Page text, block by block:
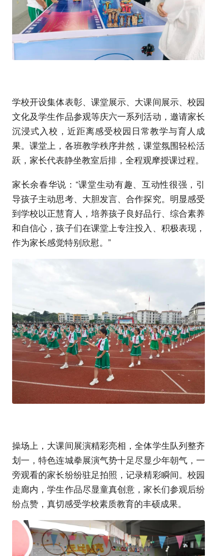
学校开设集体表彰、课堂展示、大课间展示、校园
文化及学生作品参观等庆六一系列活动，邀请家长
沉浸式入校，近距离感受校园日常教学与育人成
果。课堂上，各班教学秩序井然，课堂氛围轻松活
跃，家长代表静坐教室后排，全程观摩授课过程。
家长余春华说：“课堂生动有趣、互动性很强，引
导孩子主动思考、大胆发言、合作探究。明显感受
到学校以正慧育人，培养孩子良好品行、综合素养
和自信心，孩子们在课堂上专注投入、积极表现，
作为家长感觉特别欣慰。”
操场上，大课间展演精彩亮相，全体学生队列整齐
划一，特色连城拳展演气势十足尽显少年朝气，一
旁观看的家长纷纷驻足拍照，记录精彩瞬间。校园
走廊内，学生作品尽显童真创意，家长们参观后纷
纷点赞，真切感受学校素质教育的丰硕成果。